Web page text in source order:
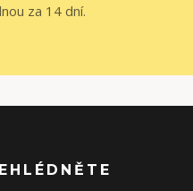
za 14 dní.